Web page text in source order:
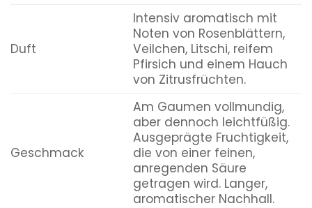
Duft
Intensiv aromatisch mit
Noten von Rosenblättern,
Veilchen, Litschi, reifem
Pfirsich und einem Hauch
von Zitrusfrüchten.
Geschmack
Am Gaumen vollmundig,
aber dennoch leichtfüßig.
Ausgeprägte Fruchtigkeit,
die von einer feinen,
anregenden Säure
getragen wird. Langer,
aromatischer Nachhall.